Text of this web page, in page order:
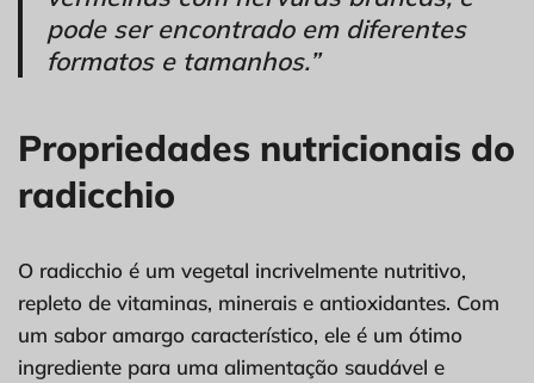
pode ser encontrado em diferentes
formatos e tamanhos.”
Propriedades nutricionais do
radicchio
O radicchio é um vegetal incrivelmente nutritivo,
repleto de vitaminas, minerais e antioxidantes. Com
um sabor amargo característico, ele é um ótimo
ingrediente para uma alimentação saudável e